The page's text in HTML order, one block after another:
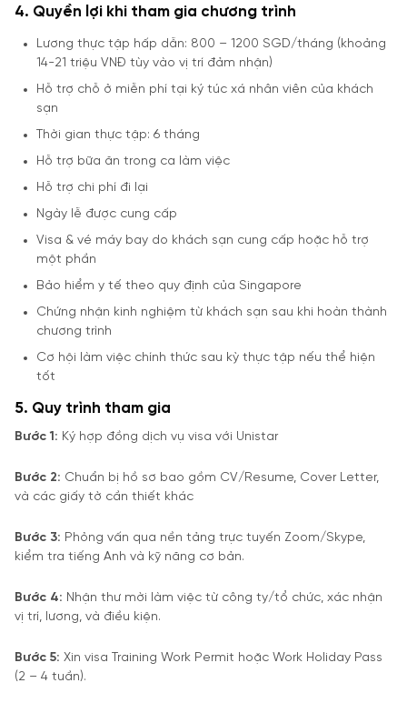
4. Quyền lợi khi tham gia chương trình
Lương thực tập hấp dẫn: 800 – 1200 SGD/tháng (khoảng
14-21 triệu VNĐ tùy vào vị trí đảm nhận)
Hỗ trợ chỗ ở miễn phí tại ký túc xá nhân viên của khách
sạn
Thời gian thực tập: 6 tháng
Hỗ trợ bữa ăn trong ca làm việc
Hỗ trợ chi phí đi lại
Ngày lễ được cung cấp
Visa & vé máy bay do khách sạn cung cấp hoặc hỗ trợ
một phần
Bảo hiểm y tế theo quy định của Singapore
Chứng nhận kinh nghiệm từ khách sạn sau khi hoàn thành
chương trình
Cơ hội làm việc chính thức sau kỳ thực tập nếu thể hiện
tốt
5. Quy trình tham gia
Bước 1: Ký hợp đồng dịch vụ visa với Unistar
Bước 2: Chuẩn bị hồ sơ bao gồm CV/Resume, Cover Letter,
và các giấy tờ cần thiết khác
Bước 3: Phỏng vấn qua nền tảng trực tuyến Zoom/Skype,
kiểm tra tiếng Anh và kỹ năng cơ bản.
Bước 4: Nhận thư mời làm việc từ công ty/tổ chức, xác nhận
vị trí, lương, và điều kiện.
Bước 5: Xin visa Training Work Permit hoặc Work Holiday Pass
(2 – 4 tuần).